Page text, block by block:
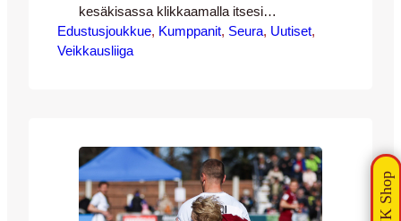
kesäkisassa klikkaamalla itsesi
www.veikkaus.fi/vakiosm ja täytä
ryhmäsi tiedot. Osoita tietotaitosi, sillä
https://bit.ly/JJK_ryhma
Edustusjoukkue, Kumppanit, Seura, Uutiset
Veikkausliiga